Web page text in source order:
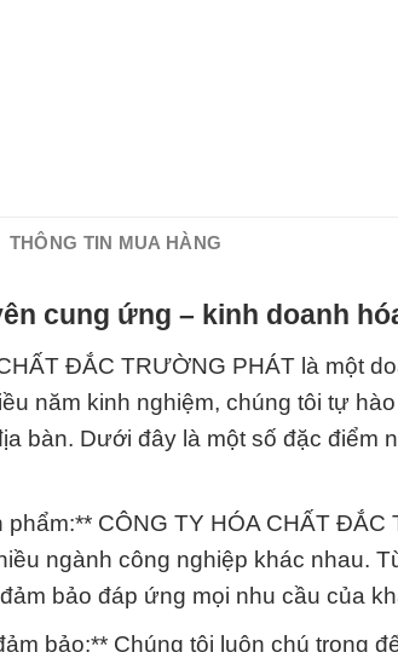
THÔNG TIN MUA HÀNG
cung ứng – kinh doanh
ĐẮC TRƯỜNG PHÁT là một
năm kinh nghiệm, chúng tôi tự
bàn. Dưới đây là một số đặc điểm
phẩm:** CÔNG TY HÓA CHẤT
ngành công nghiệp khác nhau.
bảo đáp ứng mọi nhu cầu của
bảo:** Chúng tôi luôn chú trọng